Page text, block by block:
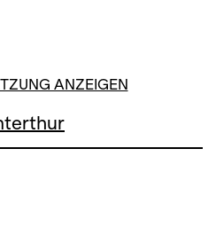
ANZEIGEN